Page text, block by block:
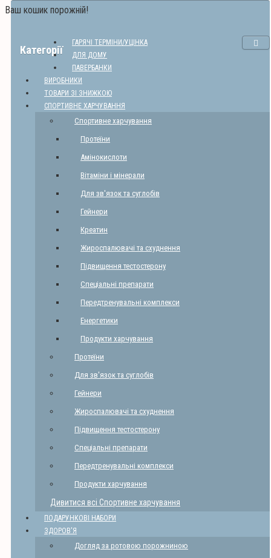
Ваш кошик порожній!
Категорії
ГАРЯЧІ ТЕРМІНИ/УЦІНКА
ДЛЯ ДОМУ
ПАВЕРБАНКИ
ВИРОБНИКИ
ТОВАРИ ЗІ ЗНИЖКОЮ
СПОРТИВНЕ ХАРЧУВАННЯ
Спортивне харчування
Протеїни
Амінокислоти
Вітаміни і мінерали
Для зв'язок та суглобів
Гейнери
Креатин
Жироспалювачі та схуднення
Підвищення тестостерону
Спеціальні препарати
Передтренувальні комплекси
Енергетики
Продукти харчування
Протеїни
Для зв'язок та суглобів
Гейнери
Жироспалювачі та схуднення
Підвищення тестостерону
Спеціальні препарати
Передтренувальні комплекси
Продукти харчування
Дивитися всі Спортивне харчування
ПОДАРУНКОВІ НАБОРИ
ЗДОРОВ'Я
Догляд за ротовою порожниною